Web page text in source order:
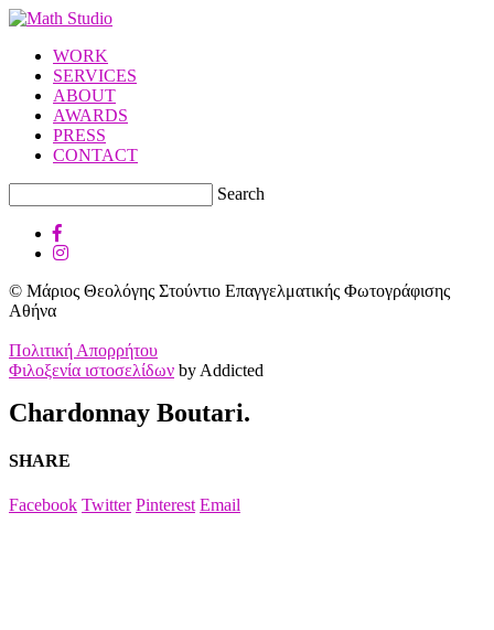
WORK
SERVICES
ABOUT
AWARDS
PRESS
CONTACT
Search
© Μάριος Θεολόγης Στούντιο Επαγγελματικής Φωτογράφισης
Αθήνα
Πολιτική Απορρήτου
Φιλοξενία ιστοσελίδων by Addicted
Chardonnay Boutari.
SHARE
Facebook Twitter Pinterest Email